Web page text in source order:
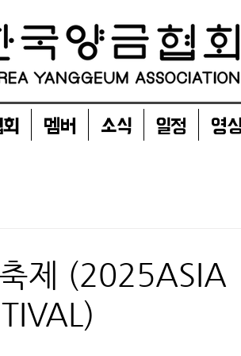
멤버 소식 일정 영
제 (2025ASIA